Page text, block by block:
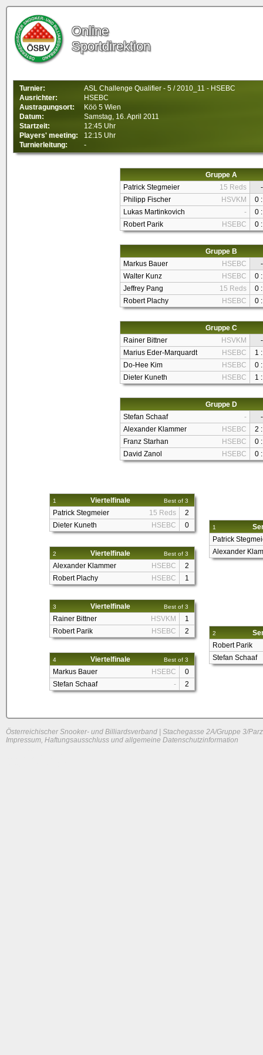
Online
Sportdirektion
Turnier:
ASL Challenge Qualifier - 5 / 2010_11 - HSEBC
Ausrichter:
HSEBC
Austragungsort:
Köö 5 Wien
Datum:
Samstag, 16. April 2011
Startzeit:
12:45 Uhr
Players' meeting:
12:15 Uhr
Turnierleitung:
-
Gruppe A
Patrick Stegmeier
15 Reds
-
Philipp Fischer
HSVKM
0
Lukas Martinkovich
-
0
Robert Parik
HSEBC 0
Gruppe B
Markus Bauer
HSEBC
-
Walter Kunz
HSEBC
0
Jeffrey Pang
15 Reds
0
Robert Plachy
HSEBC 0
Gruppe C
Rainer Bittner
HSVKM
-
Marius Eder-Marquardt
HSEBC
1
Do-Hee Kim
HSEBC
0
Dieter Kuneth
HSEBC 1
Gruppe D
Stefan Schaaf
-
-
Alexander Klammer
HSEBC
2
Franz Starhan
HSEBC
0
David Zanol
HSEBC 0
1 Viertelfinale Best of 3
Patrick Stegmeier 15 Reds
2
Dieter Kuneth
HSEBC 0
2 Viertelfinale Best of 3
Alexander Klammer HSEBC
2
Robert Plachy
HSEBC 1
3 Viertelfinale Best of 3
Rainer Bittner HSVKM
1
Robert Parik
HSEBC 2
4 Viertelfinale Best of 3
Markus Bauer HSEBC
0
Stefan Schaaf
- 2
1
Patrick
Alexander
2
Robert Parik
Stefan Schaaf
Österreichischer Snooker- und Billiardsverband | Stachegasse 2A/Gruppe 3/
Impressum, Haftungsausschluss und allgemeine Datenschutzinformation